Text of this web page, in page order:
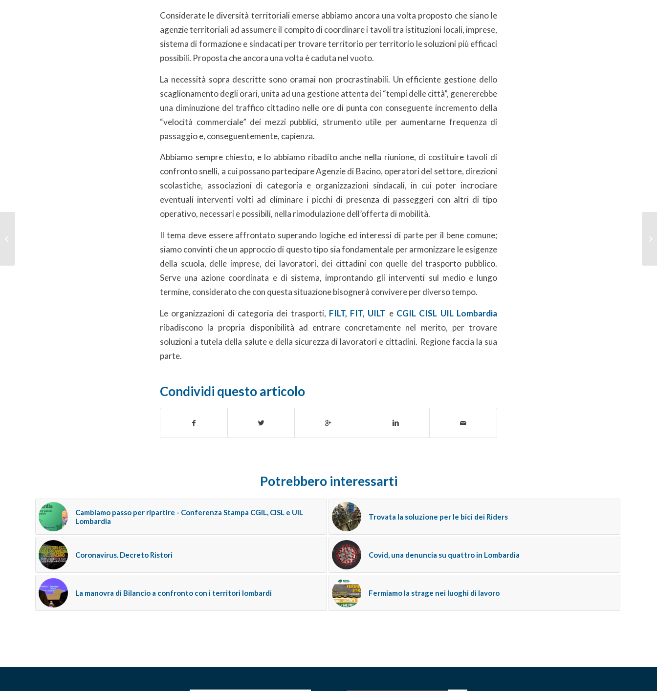
Considerate le diversità territoriali emerse abbiamo ancora una volta proposto che siano le
agenzie territoriali ad assumere il compito di coordinare i tavoli tra istituzioni locali, imprese,
sistema di formazione e sindacati per trovare territorio per territorio le soluzioni più efficaci
possibili. Proposta che ancora una volta è caduta nel vuoto.
La necessità sopra descritte sono oramai non procrastinabili. Un efficiente gestione dello
scaglionamento degli orari, unita ad una gestione attenta dei “tempi delle città”, genererebbe
una diminuzione del traffico cittadino nelle ore di punta con conseguente incremento della
“velocità commerciale” dei mezzi pubblici, strumento utile per aumentarne frequenza di
passaggio e, conseguentemente, capienza.
Abbiamo sempre chiesto, e lo abbiamo ribadito anche nella riunione, di costituire tavoli di
confronto snelli, a cui possano partecipare Agenzie di Bacino, operatori del settore, direzioni
scolastiche, associazioni di categoria e organizzazioni sindacali, in cui poter incrociare
eventuali interventi volti ad eliminare i picchi di presenza di passeggeri con altri di tipo
operativo, necessari e possibili, nella rimodulazione dell’offerta di mobilità.
Il tema deve essere affrontato superando logiche ed interessi di parte per il bene comune;
siamo convinti che un approccio di questo tipo sia fondamentale per armonizzare le esigenze
della scuola, delle imprese, dei lavoratori, dei cittadini con quelle del trasporto pubblico.
Serve una azione coordinata e di sistema, improntando gli interventi sul medio e lungo
termine, considerato che con questa situazione bisognerà convivere per diverso tempo.
Le organizzazioni di categoria dei trasporti, FILT, FIT, UILT e CGIL CISL UIL Lombardia
ribadiscono la propria disponibilità ad entrare concretamente nel merito, per trovare
soluzioni a tutela della salute e della sicurezza di lavoratori e cittadini. Regione faccia la sua
parte.
Condividi questo articolo
Potrebbero interessarti
Cambiamo passo per ripartire - Conferenza Stampa CGIL, CISL e UIL
Lombardia
Trovata la soluzione per le bici dei Riders
Coronavirus. Decreto Ristori Covid, una denuncia su quattro in Lombardia
La manovra di Bilancio a confronto con i territori lombardi Fermiamo la strage nei luoghi di lavoro